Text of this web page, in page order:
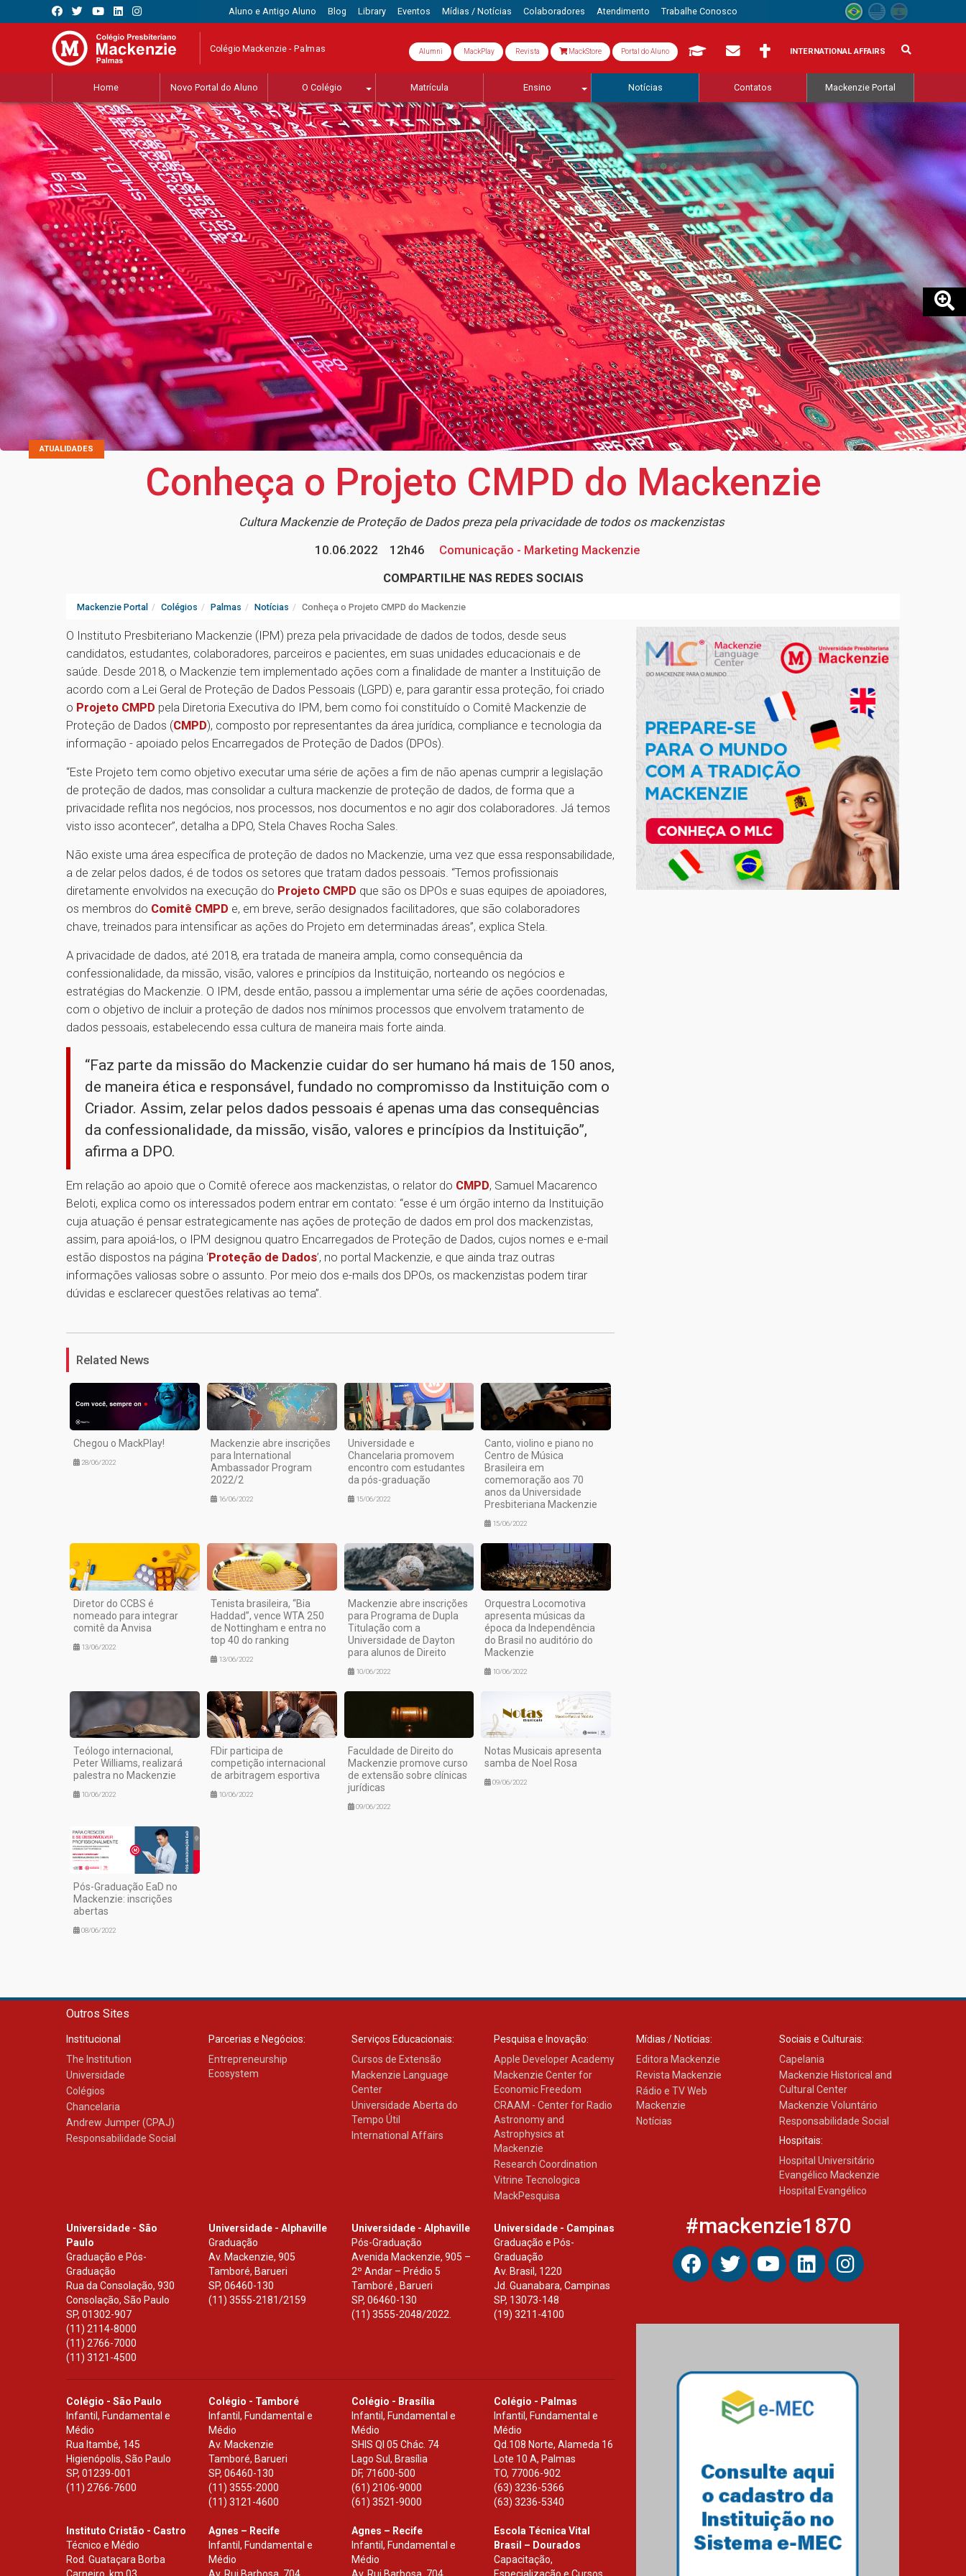
Aluno e Antigo Aluno Blog Library Eventos Mídias / Notícias Colaboradores Atendimento Trabalhe Conosco
Colégio Mackenzie - Palmas Alumni MackPlay Revista MackStore Portal do Aluno INTERNATIONAL AFFAIRS
Home Novo Portal do Aluno O Colégio Matrícula Ensino Notícias Contatos Mackenzie Portal
ATUALIDADES
Conheça o Projeto CMPD do Mackenzie
Cultura Mackenzie de Proteção de Dados preza pela privacidade de todos os mackenzistas
10.06.2022
12h46
Comunicação - Marketing Mackenzie
COMPARTILHE NAS REDES SOCIAIS
Mackenzie Portal Colégios Palmas Notícias Conheça o Projeto CMPD do Mackenzie
O Instituto Presbiteriano Mackenzie (IPM) preza pela privacidade de dados de todos, desde seus
candidatos, estudantes, colaboradores, parceiros e pacientes, em suas unidades educacionais e de
saúde. Desde 2018, o Mackenzie tem implementado ações com a finalidade de manter a Instituição de
acordo com a Lei Geral de Proteção de Dados Pessoais (LGPD) e, para garantir essa proteção, foi criado
o Projeto CMPD pela Diretoria Executiva do IPM, bem como foi constituído o Comitê Mackenzie de
Proteção de Dados (CMPD), composto por representantes da área jurídica, compliance e tecnologia da
informação - apoiado pelos Encarregados de Proteção de Dados (DPOs).
“Este Projeto tem como objetivo executar uma série de ações a fim de não apenas cumprir a legislação
de proteção de dados, mas consolidar a cultura mackenzie de proteção de dados, de forma que a
privacidade reflita nos negócios, nos processos, nos documentos e no agir dos colaboradores. Já temos
visto isso acontecer”, detalha a DPO, Stela Chaves Rocha Sales.
Não existe uma área específica de proteção de dados no Mackenzie, uma vez que essa responsabilidade,
a de zelar pelos dados, é de todos os setores que tratam dados pessoais. “Temos profissionais
diretamente envolvidos na execução do Projeto CMPD que são os DPOs e suas equipes de apoiadores,
os membros do Comitê CMPD e, em breve, serão designados facilitadores, que são colaboradores
chave, treinados para intensificar as ações do Projeto em determinadas áreas”, explica Stela.
A privacidade de dados, até 2018, era tratada de maneira ampla, como consequência da
confessionalidade, da missão, visão, valores e princípios da Instituição, norteando os negócios e
estratégias do Mackenzie. O IPM, desde então, passou a implementar uma série de ações coordenadas,
com o objetivo de incluir a proteção de dados nos mínimos processos que envolvem tratamento de
dados pessoais, estabelecendo essa cultura de maneira mais forte ainda.
“Faz parte da missão do Mackenzie cuidar do ser humano há mais de 150 anos,
de maneira ética e responsável, fundado no compromisso da Instituição com o
Criador. Assim, zelar pelos dados pessoais é apenas uma das consequências
da confessionalidade, da missão, visão, valores e princípios da Instituição”,
afirma a DPO.
Em relação ao apoio que o Comitê oferece aos mackenzistas, o relator do CMPD, Samuel Macarenco
Beloti, explica como os interessados podem entrar em contato: “esse é um órgão interno da Instituição
cuja atuação é pensar estrategicamente nas ações de proteção de dados em prol dos mackenzistas,
assim, para apoiá-los, o IPM designou quatro Encarregados de Proteção de Dados, cujos nomes e e-mail
estão dispostos na página ‘Proteção de Dados’, no portal Mackenzie, e que ainda traz outras
informações valiosas sobre o assunto. Por meio dos e-mails dos DPOs, os mackenzistas podem tirar
dúvidas e esclarecer questões relativas ao tema”.
Related News
Chegou o MackPlay!
28/06/2022
Mackenzie abre inscrições
para International
Ambassador Program
2022/2
16/06/2022
Universidade e
Chancelaria promovem
encontro com estudantes
da pós-graduação
15/06/2022
Canto, violino e piano no
Centro de Música
Brasileira em
comemoração aos 70
anos da Universidade
Presbiteriana Mackenzie
15/06/2022
Diretor do CCBS é
nomeado para integrar
comitê da Anvisa
13/06/2022
Tenista brasileira, “Bia
Haddad”, vence WTA 250
de Nottingham e entra no
top 40 do ranking
13/06/2022
Mackenzie abre inscrições
para Programa de Dupla
Titulação com a
Universidade de Dayton
para alunos de Direito
10/06/2022
Orquestra Locomotiva
apresenta músicas da
época da Independência
do Brasil no auditório do
Mackenzie
10/06/2022
Teólogo internacional,
Peter Williams, realizará
palestra no Mackenzie
10/06/2022
FDir participa de
competição internacional
de arbitragem esportiva
10/06/2022
Faculdade de Direito do
Mackenzie promove curso
de extensão sobre clínicas
jurídicas
09/06/2022
Notas Musicais apresenta
samba de Noel Rosa
09/06/2022
Pós-Graduação EaD no
Mackenzie: inscrições
abertas
08/06/2022
Outros Sites
Institucional
The Institution
Universidade
Colégios
Chancelaria
Andrew Jumper (CPAJ)
Responsabilidade Social
Parcerias e Negócios:
Entrepreneurship
Ecosystem
Serviços Educacionais:
Cursos de Extensão
Mackenzie Language
Center
Universidade Aberta do
Tempo Útil
International Affairs
Pesquisa e Inovação:
Apple Developer Academy
Mackenzie Center for
Economic Freedom
CRAAM - Center for Radio
Astronomy and
Astrophysics at
Mackenzie
Research Coordination
Vitrine Tecnologica
MackPesquisa
Mídias / Notícias:
Editora Mackenzie
Revista Mackenzie
Rádio e TV Web
Mackenzie
Notícias
Sociais e Culturais:
Capelania
Mackenzie Historical and
Cultural Center
Mackenzie Voluntário
Responsabilidade Social
Hospitais:
Hospital Universitário
Evangélico Mackenzie
Hospital Evangélico
Universidade - São
Paulo
Graduação e Pós-
Graduação
Rua da Consolação, 930
Consolação, São Paulo
SP, 01302-907
(11) 2114-8000
(11) 2766-7000
(11) 3121-4500
Universidade - Alphaville
Graduação
Av. Mackenzie, 905
Tamboré, Barueri
SP,06460-130
(11) 3555-2181/2159
Universidade - Alphaville
Pós-Graduação
Avenida Mackenzie, 905 –
2º Andar – Prédio 5
Tamboré , Barueri
SP, 06460-130
(11) 3555-2048/2022.
Universidade - Campinas
Graduação e Pós-
Graduação
Av. Brasil, 1220
Jd. Guanabara, Campinas
SP, 13073-148
(19) 3211-4100
Colégio - São Paulo
Infantil, Fundamental e
Médio
Rua Itambé, 145
Higienópolis, São Paulo
SP, 01239-001
(11) 2766-7600
Colégio - Tamboré
Infantil, Fundamental e
Médio
Av. Mackenzie
Tamboré, Barueri
SP,06460-130
(11) 3555-2000
(11) 3121-4600
Colégio - Brasília
Infantil, Fundamental e
Médio
SHIS Ql 05 Chác. 74
Lago Sul, Brasília
DF, 71600-500
(61) 2106-9000
(61) 3521-9000
Colégio - Palmas
Infantil, Fundamental e
Médio
Qd.108 Norte, Alameda 16
Lote 10 A, Palmas
TO, 77006-902
(63) 3236-5366
(63) 3236-5340
Instituto Cristão - Castro
Técnico e Médio
Rod. Guataçara Borba
Agnes – Recife
Infantil, Fundamental e
Médio
Agnes – Recife
Infantil, Fundamental e
Médio
Escola Técnica Vital
Brasil – Dourados
Capacitação,
#mackenzie1870